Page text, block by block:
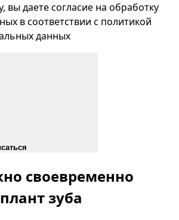
вы даете согласие на обработку
в соответствии с политикой
данных
своевременно
зуба